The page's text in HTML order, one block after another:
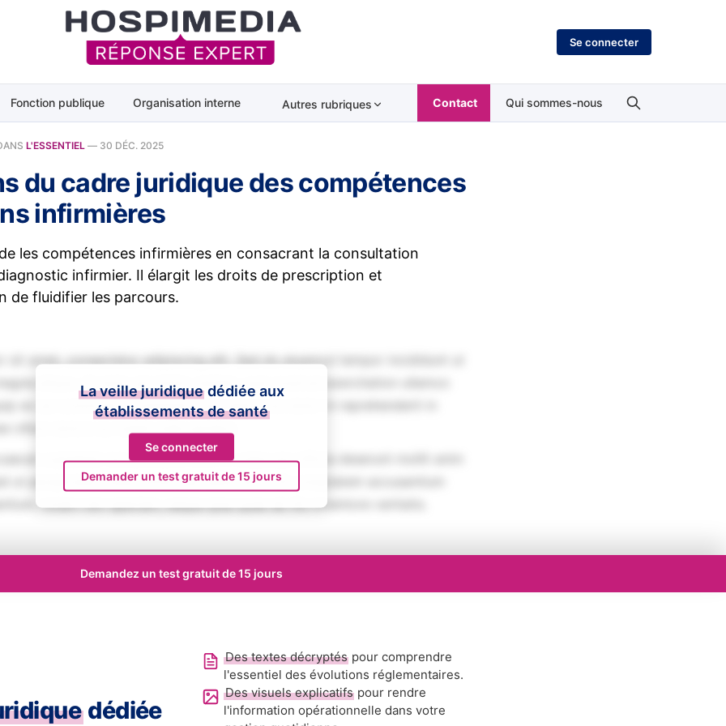
Se connecter
Fonction publique Organisation interne Autres rubriques Contact Qui sommes-nous
L'ESSENTIEL — 30 DÉC. 2025
du cadre juridique des compétences
infirmières
les compétences infirmières en consacrant la consultation
infirmier. Il élargit les droits de prescription et
de fluidifier les parcours.
sit amet, consectetur adipiscing elit. Sed do eiusmod tempor incididunt ut
aliqua. Ut enim ad minim veniam, quis nostrud exercitation ullamco
ex ea commodo consequat. Duis aute irure dolor in reprehenderit in
cupidatat non proident, sunt in culpa qui officia deserunt mollit anim
ut perspiciatis unde omnis iste natus error sit voluptatem accusantium
totam rem aperiam, eaque ipsa quae ab illo inventore veritatis.
La veille juridique dédiée aux
établissements de santé
Se connecter
Demander un test gratuit de 15 jours
Demandez un test gratuit de 15 jours
dédiée
Des textes décryptés pour comprendre
l'essentiel des évolutions réglementaires.
Des visuels explicatifs pour rendre
l'information opérationnelle dans votre